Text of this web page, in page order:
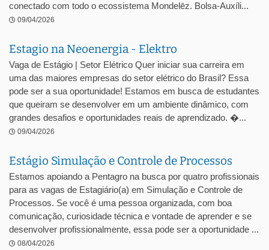
conectado com todo o ecossistema Mondelēz. Bolsa-Auxíli...
09/04/2026
Estagio na Neoenergia - Elektro
Vaga de Estágio | Setor Elétrico Quer iniciar sua carreira em
uma das maiores empresas do setor elétrico do Brasil? Essa
pode ser a sua oportunidade! Estamos em busca de estudantes
que queiram se desenvolver em um ambiente dinâmico, com
grandes desafios e oportunidades reais de aprendizado. �...
09/04/2026
Estágio Simulação e Controle de Processos
Estamos apoiando a Pentagro na busca por quatro profissionais
para as vagas de Estagiário(a) em Simulação e Controle de
Processos. Se você é uma pessoa organizada, com boa
comunicação, curiosidade técnica e vontade de aprender e se
desenvolver profissionalmente, essa pode ser a oportunidade ...
08/04/2026